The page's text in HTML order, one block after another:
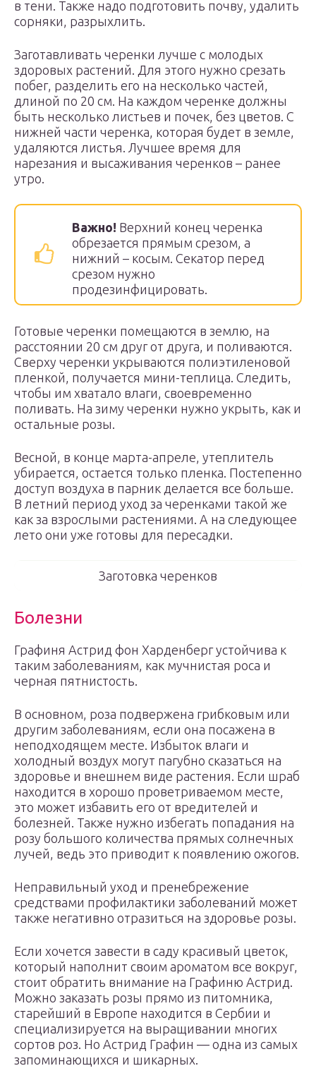
в тени. Также надо подготовить почву, удалить
сорняки, разрыхлить.
Заготавливать черенки лучше с молодых
здоровых растений. Для этого нужно срезать
побег, разделить его на несколько частей,
длиной по 20 см. На каждом черенке должны
быть несколько листьев и почек, без цветов. С
нижней части черенка, которая будет в земле,
удаляются листья. Лучшее время для
нарезания и высаживания черенков – ранее
утро.
Важно! Верхний конец черенка
обрезается прямым срезом, а
нижний – косым. Секатор перед
срезом нужно
продезинфицировать.
Готовые черенки помещаются в землю, на
расстоянии 20 см друг от друга, и поливаются.
Сверху черенки укрываются полиэтиленовой
пленкой, получается мини-теплица. Следить,
чтобы им хватало влаги, своевременно
поливать. На зиму черенки нужно укрыть, как и
остальные розы.
Весной, в конце марта-апреле, утеплитель
убирается, остается только пленка. Постепенно
доступ воздуха в парник делается все больше.
В летний период уход за черенками такой же
как за взрослыми растениями. А на следующее
лето они уже готовы для пересадки.
Заготовка черенков
Болезни
Графиня Астрид фон Харденберг устойчива к
таким заболеваниям, как мучнистая роса и
черная пятнистость.
В основном, роза подвержена грибковым или
другим заболеваниям, если она посажена в
неподходящем месте. Избыток влаги и
холодный воздух могут пагубно сказаться на
здоровье и внешнем виде растения. Если шраб
находится в хорошо проветриваемом месте,
это может избавить его от вредителей и
болезней. Также нужно избегать попадания на
розу большого количества прямых солнечных
лучей, ведь это приводит к появлению ожогов.
Неправильный уход и пренебрежение
средствами профилактики заболеваний может
также негативно отразиться на здоровье розы.
Если хочется завести в саду красивый цветок,
который наполнит своим ароматом все вокруг,
стоит обратить внимание на Графиню Астрид.
Можно заказать розы прямо из питомника,
старейший в Европе находится в Сербии и
специализируется на выращивании многих
сортов роз. Но Астрид Графин — одна из самых
запоминающихся и шикарных.